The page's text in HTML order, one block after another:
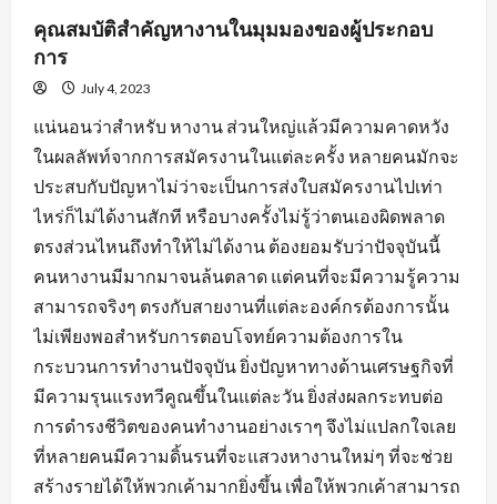
คุณสมบัติสำคัญหางานในมุมมองของผู้ประกอบ
การ
July 4, 2023
แน่นอนว่าสำหรับ หางาน ส่วนใหญ่แล้วมีความคาดหวัง
ในผลลัพท์จากการสมัครงานในแต่ละครั้ง หลายคนมักจะ
ประสบกับปัญหาไม่ว่าจะเป็นการส่งใบสมัครงานไปเท่า
ไหร่ก็ไม่ได้งานสักที หรือบางครั้งไม่รู้ว่าตนเองผิดพลาด
ตรงส่วนไหนถึงทำให้ไม่ได้งาน ต้องยอมรับว่าปัจจุบันนี้
คนหางานมีมากมาจนล้นตลาด แต่คนที่จะมีความรู้ความ
สามารถจริงๆ ตรงกับสายงานที่แต่ละองค์กรต้องการนั้น
ไม่เพียงพอสำหรับการตอบโจทย์ความต้องการใน
กระบวนการทำงานปัจจุบัน ยิ่งปัญหาทางด้านเศรษฐกิจที่
มีความรุนแรงทวีคูณขึ้นในแต่ละวัน ยิ่งส่งผลกระทบต่อ
การดำรงชีวิตของคนทำงานอย่างเราๆ จึงไม่แปลกใจเลย
ที่หลายคนมีความดิ้นรนที่จะแสวงหางานใหม่ๆ ที่จะช่วย
สร้างรายได้ให้พวกเค้ามากยิ่งขึ้น เพื่อให้พวกเค้าสามารถ